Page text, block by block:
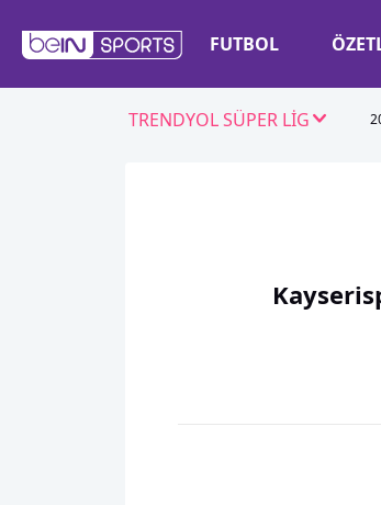
FUTBOL
TRENDYOL SÜPER LİG